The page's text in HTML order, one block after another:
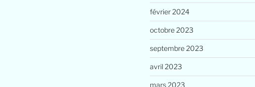
février 2024
octobre 2023
septembre 2023
avril 2023
mars 2023